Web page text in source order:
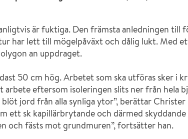
är fuktiga. Den främsta anledningen till
har lett till mögelpåväxt och dålig lukt. Med
an uppdraget.
50 cm hög. Arbetet som ska utföras sker i
eftersom isoleringen slits ner från hela
jord från alla synliga ytor”, berättar Christer
ett sk kapillärbrytande och därmed
och fästs mot grundmuren”, fortsätter han.